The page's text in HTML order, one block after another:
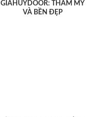
GIAHUYDOOR: THẨM MỸ
VÀ BỀN ĐẸP